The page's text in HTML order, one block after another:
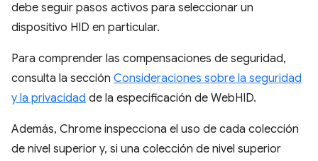
debe seguir pasos activos para seleccionar un
dispositivo HID en particular.
Para comprender las compensaciones de seguridad,
consulta la sección Consideraciones sobre la seguridad
y la privacidad de la especificación de WebHID.
Además, Chrome inspecciona el uso de cada colección
de nivel superior y, si una colección de nivel superior